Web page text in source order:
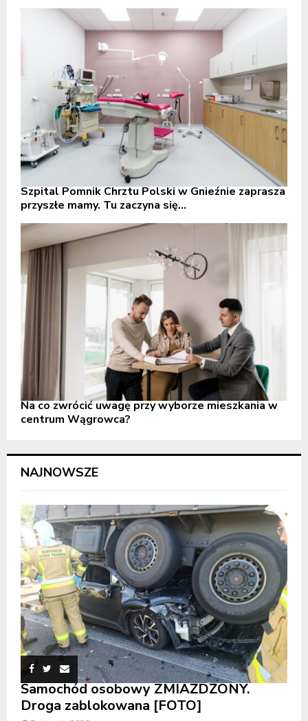
Szpital Pomnik Chrztu Polski w Gnieźnie zaprasza
przyszłe mamy. Tu zaczyna się...
Na co zwrócić uwagę przy wyborze mieszkania w
centrum Wągrowca?
NAJNOWSZE
Samochód osobowy ZMIAŻDŻONY.
Droga zablokowana [FOTO]